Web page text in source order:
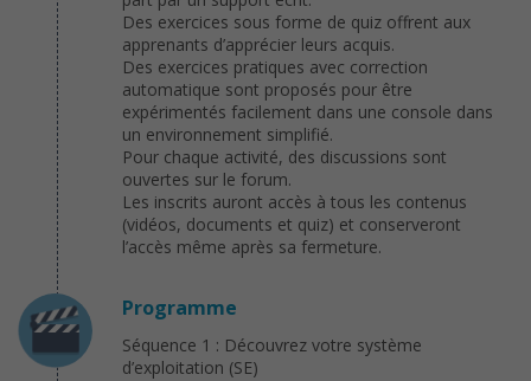
Des exercices sous forme de quiz offrent aux
apprenants d’apprécier leurs acquis.
Des exercices pratiques avec correction
automatique sont proposés pour être
expérimentés facilement dans une console dans
un environnement simplifié.
Pour chaque activité, des discussions sont
ouvertes sur le forum.
Les inscrits auront accès à tous les contenus
(vidéos, documents et quiz) et conserveront
l’accès même après sa fermeture.
Programme
Séquence 1 : Découvrez votre système
d’exploitation (SE)